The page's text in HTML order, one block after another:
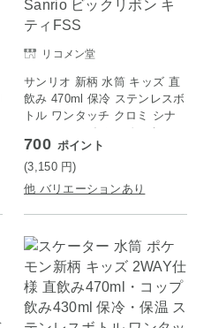
リコメン堂
サンリオ 新柄 水筒 キッズ 直
飲み 470ml 保冷 ステンレスボ
トル ワンタッチ クロミ シナ
モロール マイメロディ キティ
SDC4 スケーター Skater Sanr
io ビックリボン キティFSS
700 ポイント
(3,150 円)
他 バリエーションあり